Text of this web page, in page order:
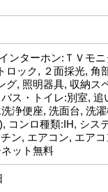
ンターホン:ＴＶモ
ロック, ２面採光, 角
グ, 照明器具, 収納ス
ス・トイレ:別室, 追
浄便座, 洗面台, 洗
コンロ種類:IH, シス
ン, エアコン, エア
ット無料